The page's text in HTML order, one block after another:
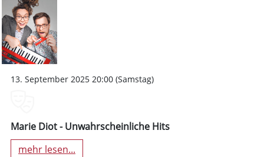
13. September 2025 20:00 (Samstag)
Marie Diot - Unwahrscheinliche Hits
mehr lesen...